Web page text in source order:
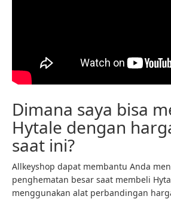
Dimana saya bisa
Hytale dengan
saat ini?
Allkeyshop dapat membantu Anda
penghematan besar saat membeli
menggunakan alat perbandingan